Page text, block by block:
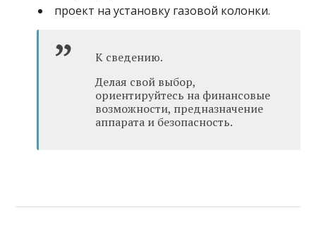
проект на установку газовой колонки.
К сведению.
Делая свой выбор,
ориентируйтесь на финансовые
возможности, предназначение
аппарата и безопасность.